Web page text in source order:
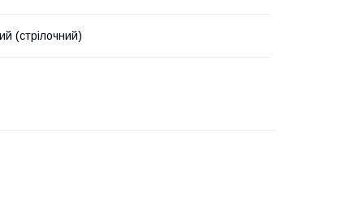
(стрілочний)